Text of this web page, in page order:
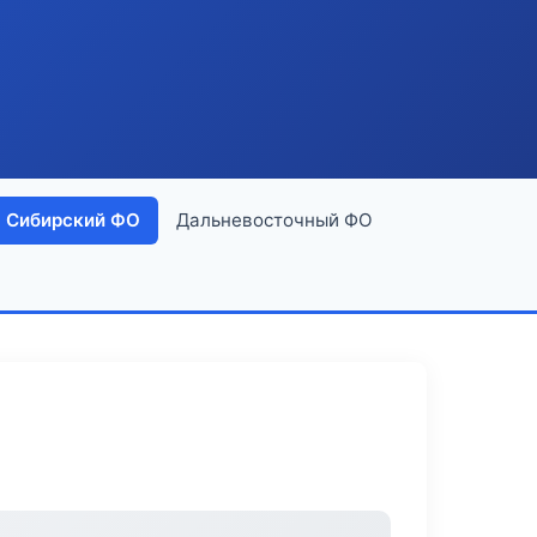
Сибирский ФО Дальневосточный ФО